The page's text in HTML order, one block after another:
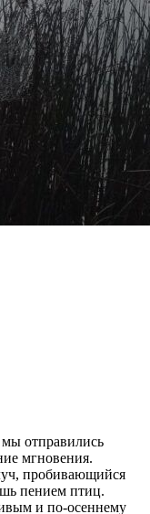
отправились
мгновения.
пробивающийся
пением птиц.
и по-осеннему